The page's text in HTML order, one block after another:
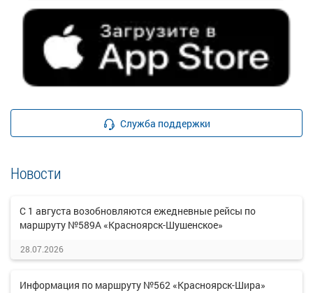
Служба поддержки
Новости
С 1 августа возобновляются ежедневные рейсы по
маршруту №589А «Красноярск-Шушенское»
28.07.2026
Информация по маршруту №562 «Красноярск-Шира»